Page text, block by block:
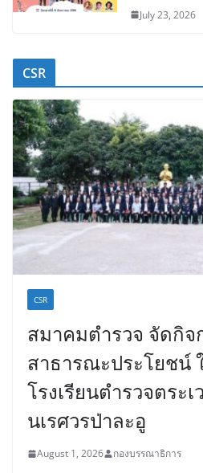
July 23, 2026
CSR
CSR
สมาคมตำรวจ จัดกิจ
สาธารณะประโยชน์
โรงเรียนตำรวจตระ
นเรศวรป่าละอู
August 1, 2026 กองบรรณาธิการ